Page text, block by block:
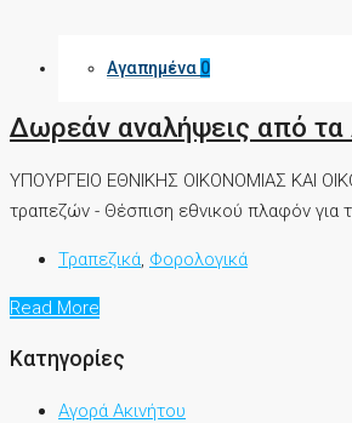
Αγαπημένα 0
Δωρεάν αναλήψεις από
ΥΠΟΥΡΓΕΙΟ ΕΘΝΙΚΗΣ ΟΙΚΟΝΟΜΙΑΣ ΚΑΙ
τραπεζών - Θέσπιση εθνικού πλαφόν για
Τραπεζικά, Φορολογικά
Read More
Κατηγορίες
Αγορά Ακινήτου